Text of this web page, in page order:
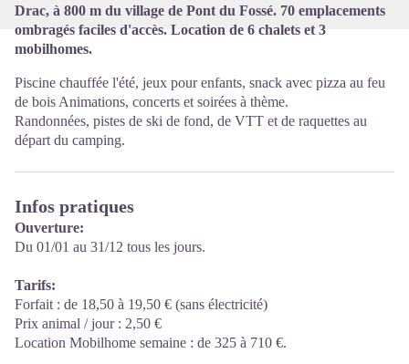
Drac, à 800 m du village de Pont du Fossé. 70 emplacements
ombragés faciles d'accès. Location de 6 chalets et 3
mobilhomes.
Piscine chauffée l'été, jeux pour enfants, snack avec pizza au feu
de bois Animations, concerts et soirées à thème.
Randonnées, pistes de ski de fond, de VTT et de raquettes au
départ du camping.
Infos pratiques
Ouverture:
Du 01/01 au 31/12 tous les jours.
Tarifs:
Forfait : de 18,50 à 19,50 € (sans électricité)
Prix animal / jour : 2,50 €
Location Mobilhome semaine : de 325 à 710 €.